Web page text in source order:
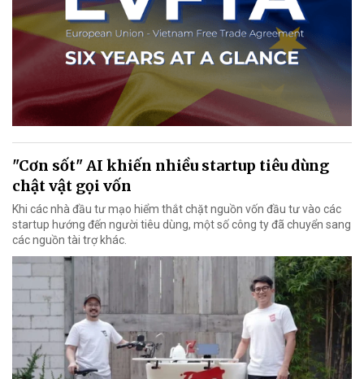
"Cơn sốt" AI khiến nhiều startup tiêu dùng
chật vật gọi vốn
Khi các nhà đầu tư mạo hiểm thắt chặt nguồn vốn đầu tư vào các
startup hướng đến người tiêu dùng, một số công ty đã chuyển sang
các nguồn tài trợ khác.